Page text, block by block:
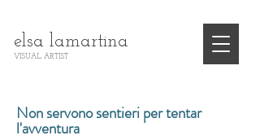
elsa lamartina
VISUAL ARTIST
Non servono sentieri per tentar
l'avventura